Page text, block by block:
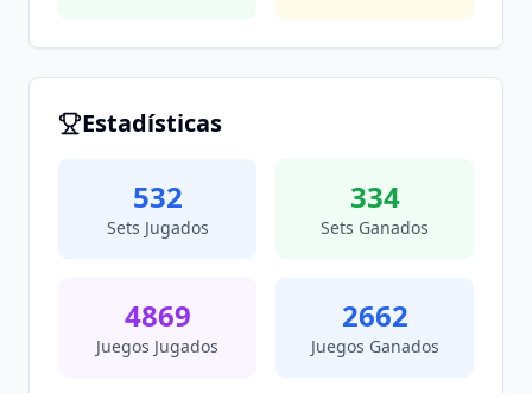
Estadísticas
532
Sets Jugados
334
Sets Ganados
4869
Juegos Jugados
2662
Juegos Ganados